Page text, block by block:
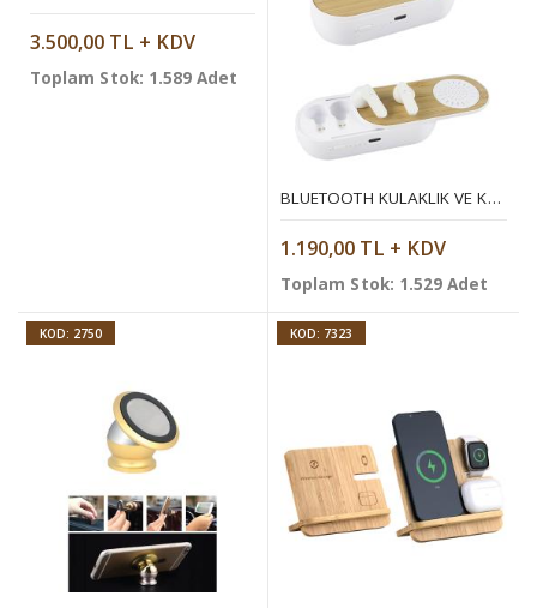
3.500,00 TL + KDV
Toplam Stok: 1.589 Adet
BLUETOOTH KULAKLIK VE KABLOSUZ HOPARLÖR
1.190,00 TL + KDV
Toplam Stok: 1.529 Adet
KOD: 2750 KOD: 7323